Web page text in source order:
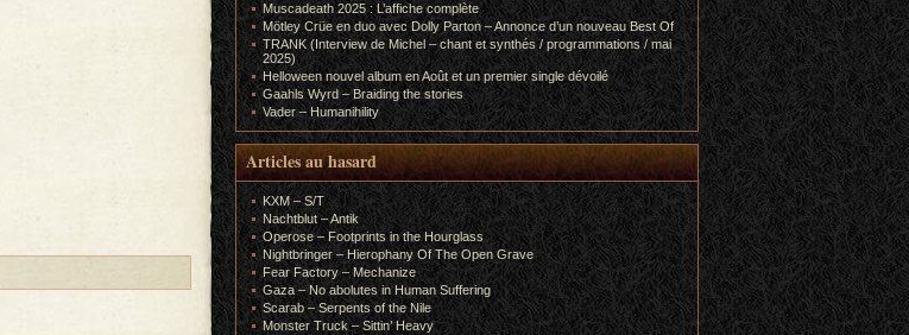
Muscadeath 2025 : L’affiche complète
Mötley Crüe en duo avec Dolly Parton – Annonce d’un nouveau Best Of
TRANK (Interview de Michel – chant et synthés / programmations / mai
2025)
Helloween nouvel album en Août et un premier single dévoilé
Gaahls Wyrd – Braiding the stories
Vader – Humanihility
Articles au hasard
KXM – S/T
Nachtblut – Antik
Operose – Footprints in the Hourglass
Nightbringer – Hierophany Of The Open Grave
Fear Factory – Mechanize
Gaza – No abolutes in Human Suffering
Scarab – Serpents of the Nile
Monster Truck – Sittin’ Heavy